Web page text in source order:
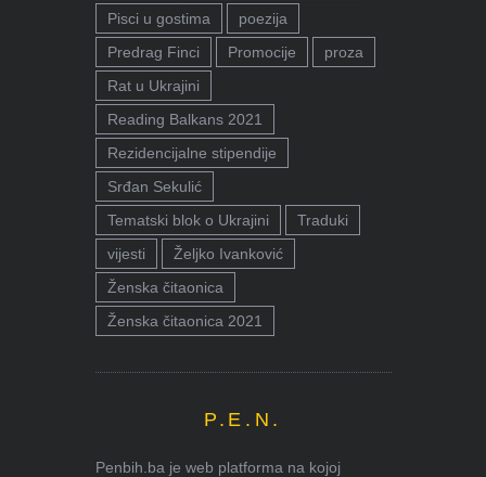
Pisci u gostima
poezija
Predrag Finci
Promocije
proza
Rat u Ukrajini
Reading Balkans 2021
Rezidencijalne stipendije
Srđan Sekulić
Tematski blok o Ukrajini
Traduki
vijesti
Željko Ivanković
Ženska čitaonica
Ženska čitaonica 2021
P.E.N.
Penbih.ba je web platforma na kojoj